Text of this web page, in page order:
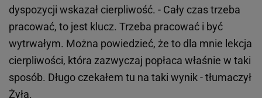
dyspozycji wskazał cierpliwość. - Cały czas trzeba
pracować, to jest klucz. Trzeba pracować i być
wytrwałym. Można powiedzieć, że to dla mnie lekcja
cierpliwości, która zazwyczaj popłaca właśnie w taki
sposób. Długo czekałem tu na taki wynik - tłumaczył
Żyła.